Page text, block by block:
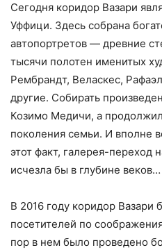
Сегодня коридор Вазари
Уффици. Здесь собрана
автопортретов — древние
тысячи полотен именитых
Рембрандт, Веласкес,
другие. Собирать
Козимо Медичи, а
поколения семьи. И вполне
этот факт, галерея-переход
исчезла бы в глубине веков…
В 2016 году коридор Вазари
посетителей по
пор в нем было проведено